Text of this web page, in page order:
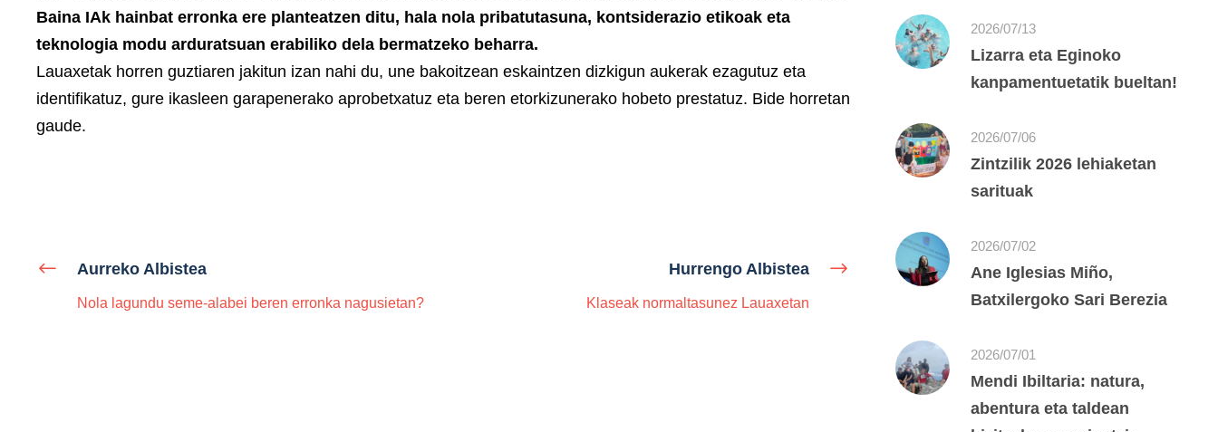
Baina IAk hainbat erronka ere planteatzen ditu, hala nola pribatutasuna, kontsiderazio etikoak eta
teknologia modu arduratsuan erabiliko dela bermatzeko beharra.
Lauaxetak horren guztiaren jakitun izan nahi du, une bakoitzean eskaintzen dizkigun aukerak ezagutuz eta
identifikatuz, gure ikasleen garapenerako aprobetxatuz eta beren etorkizunerako hobeto prestatuz. Bide horretan
gaude.
Aurreko Albistea
Nola lagundu seme-alabei beren erronka nagusietan?
Hurrengo Albistea
Klaseak normaltasunez Lauaxetan
2026/07/13
Lizarra eta Eginoko
kanpamentuetatik bueltan!
2026/07/06
Zintzilik 2026 lehiaketan
sarituak
2026/07/02
Ane Iglesias Miño,
Batxilergoko Sari Berezia
2026/07/01
Mendi Ibiltaria: natura,
abentura eta taldean